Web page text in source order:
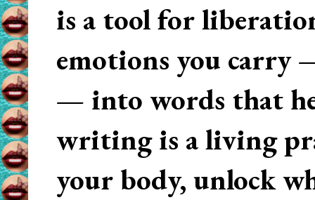
is a tool for
emotions you carry
— into words that
writing is a living
your body, unlock